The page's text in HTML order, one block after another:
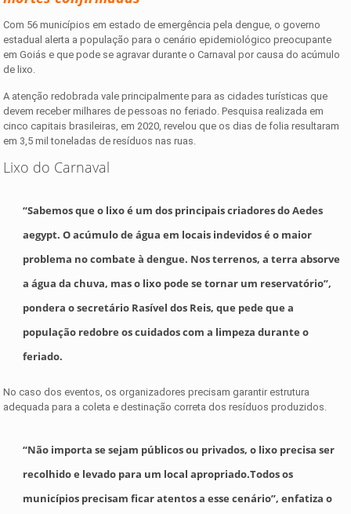
Com 56 municípios em estado de emergência pela dengue, o governo
estadual alerta a população para o cenário epidemiológico preocupante
em Goiás e que pode se agravar durante o Carnaval por causa do acúmulo
de lixo.
A atenção redobrada vale principalmente para as cidades turísticas que
devem receber milhares de pessoas no feriado. Pesquisa realizada em
cinco capitais brasileiras, em 2020, revelou que os dias de folia resultaram
em 3,5 mil toneladas de resíduos nas ruas.
Lixo do Carnaval
“Sabemos que o lixo é um dos principais criadores do Aedes
aegypt. O acúmulo de água em locais indevidos é o maior
problema no combate à dengue. Nos terrenos, a terra absorve
a água da chuva, mas o lixo pode se tornar um reservatório”,
pondera o secretário Rasível dos Reis, que pede que a
população redobre os cuidados com a limpeza durante o
feriado.
No caso dos eventos, os organizadores precisam garantir estrutura
adequada para a coleta e destinação correta dos resíduos produzidos.
“Não importa se sejam públicos ou privados, o lixo precisa ser
recolhido e levado para um local apropriado.Todos os
municípios precisam ficar atentos a esse cenário”, enfatiza o